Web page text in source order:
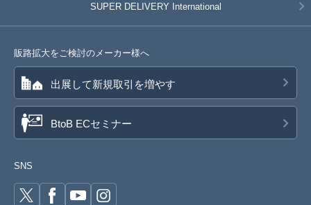
SUPER DELIVERY International
販路拡大をご検討のメーカー様へ
出展して新規取引を増やす
BtoB ECセミナー
SNS